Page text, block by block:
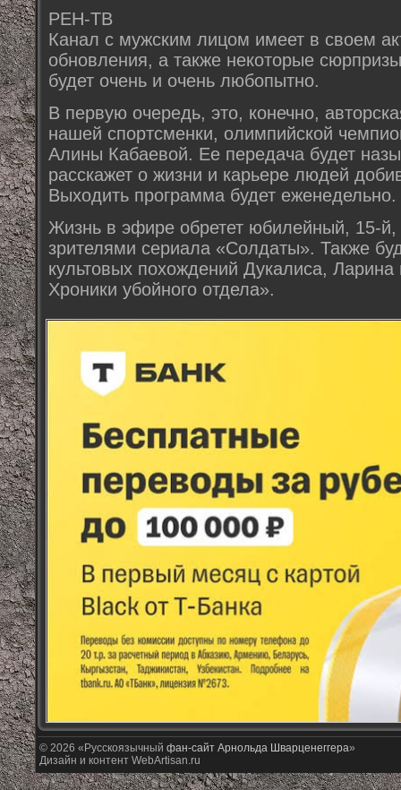
РЕН-ТВ
Канал с мужским лицом имеет в своем
обновления, а также некоторые
будет очень и очень любопытно.
В первую очередь, это, конечно,
нашей спортсменки, олимпийской
Алины Кабаевой. Ее передача будет
расскажет о жизни и карьере людей
Выходить программа будет еженедельно.
Жизнь в эфире обретет юбилейный, 15-й,
зрителями сериала «Солдаты». Также
культовых похождений Дукалиса,
Хроники убойного отдела».
© 2026 «Русскоязычный фан-сайт Арнольда Шварценеггера»
Дизайн и контент WebArtisan.ru